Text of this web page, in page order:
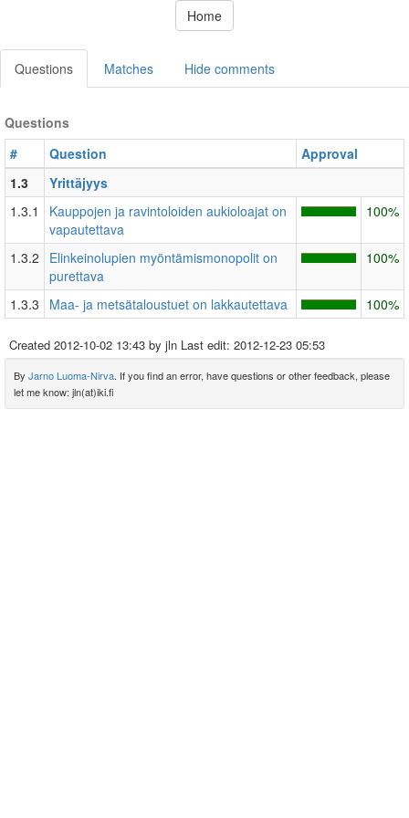
Home
Questions Matches Hide comments
Questions
#
Question
Approval
1.3
Yrittäjyys
1.3.1
Kauppojen ja ravintoloiden aukioloajat on
vapautettava
100%
1.3.2
Elinkeinolupien myöntämismonopolit on
purettava
100%
1.3.3 Maa- ja metsätaloustuet on lakkautettava 100%
Created 2012-10-02 13:43 by jln Last edit: 2012-12-23 05:53
By Jarno Luoma-Nirva. If you find an error, have questions or other feedback, please
let me know: jln(at)iki.fi